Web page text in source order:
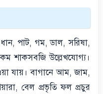
ধান, পাট, গম, ডাল, সরিষা,
শাকসবজি উল্লেখযোগ্য।
যায়। বাগানে আম, জাম,
বেল প্রভৃতি ফল প্রচুর